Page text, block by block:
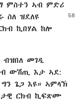
ምስተን ኣብ ምድሪ
ስለ ዝደለዩ
ኪበሃል ከሎ
ብዝበለ መገዲ
ውሽጢ እታ ኣደ:
ጌጋ እዩ። ኣምላኽ
ርክብ ኪፍጽሙ